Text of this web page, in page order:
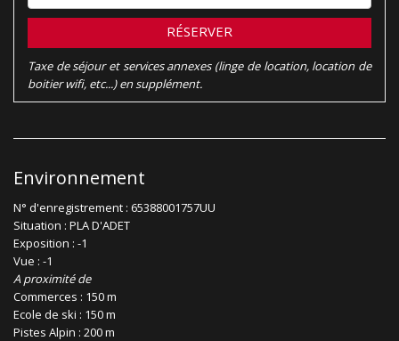
RÉSERVER
Taxe de séjour et services annexes (linge de location, location de
boitier wifi, etc...) en supplément.
Environnement
N° d'enregistrement : 65388001757UU
Situation : PLA D'ADET
Exposition : -1
Vue : -1
A proximité de
Commerces : 150 m
Ecole de ski : 150 m
Pistes Alpin : 200 m